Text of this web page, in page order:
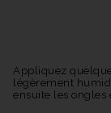
Appliquez
légèrement
ensuite les ongles